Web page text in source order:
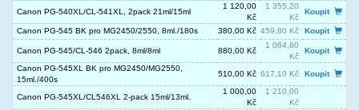
Canon PG-540XL/CL-541XL, 2pack 21ml/15ml
1 120,00
Kč
1 355,20
Kč
Koupit
Canon PG-545 BK pro MG2450/2550, 8ml./180s 380,00 Kč 459,80 Kč Koupit
Canon PG-545/CL-546 2pack, 8ml/8ml 880,00 Kč
1 064,80
Kč
Koupit
Canon PG-545XL BK pro MG2450/MG2550,
15ml./400s
510,00 Kč 617,10 Kč Koupit
Canon PG-545XL/CL546XL 2-pack 15ml/13ml.
1 000,00
Kč
1 210,00
Kč